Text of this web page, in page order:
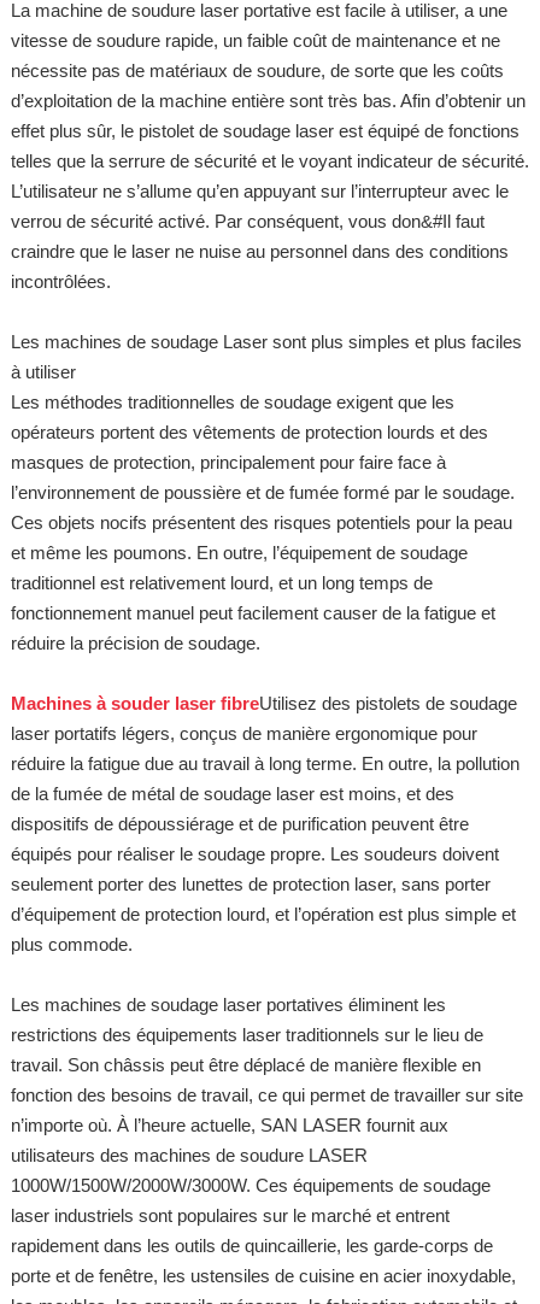
La machine de soudure laser portative est facile à utiliser, a une
vitesse de soudure rapide, un faible coût de maintenance et ne
nécessite pas de matériaux de soudure, de sorte que les coûts
d’exploitation de la machine entière sont très bas. Afin d’obtenir un
effet plus sûr, le pistolet de soudage laser est équipé de fonctions
telles que la serrure de sécurité et le voyant indicateur de sécurité.
L’utilisateur ne s’allume qu’en appuyant sur l’interrupteur avec le
verrou de sécurité activé. Par conséquent, vous don&#Il faut
craindre que le laser ne nuise au personnel dans des conditions
incontrôlées.
Les machines de soudage Laser sont plus simples et plus faciles
à utiliser
Les méthodes traditionnelles de soudage exigent que les
opérateurs portent des vêtements de protection lourds et des
masques de protection, principalement pour faire face à
l’environnement de poussière et de fumée formé par le soudage.
Ces objets nocifs présentent des risques potentiels pour la peau
et même les poumons. En outre, l’équipement de soudage
traditionnel est relativement lourd, et un long temps de
fonctionnement manuel peut facilement causer de la fatigue et
réduire la précision de soudage.
Machines à souder laser fibreUtilisez des pistolets de soudage
laser portatifs légers, conçus de manière ergonomique pour
réduire la fatigue due au travail à long terme. En outre, la pollution
de la fumée de métal de soudage laser est moins, et des
dispositifs de dépoussiérage et de purification peuvent être
équipés pour réaliser le soudage propre. Les soudeurs doivent
seulement porter des lunettes de protection laser, sans porter
d’équipement de protection lourd, et l’opération est plus simple et
plus commode.
Les machines de soudage laser portatives éliminent les
restrictions des équipements laser traditionnels sur le lieu de
travail. Son châssis peut être déplacé de manière flexible en
fonction des besoins de travail, ce qui permet de travailler sur site
n’importe où. À l’heure actuelle, SAN LASER fournit aux
utilisateurs des machines de soudure LASER
1000W/1500W/2000W/3000W. Ces équipements de soudage
laser industriels sont populaires sur le marché et entrent
rapidement dans les outils de quincaillerie, les garde-corps de
porte et de fenêtre, les ustensiles de cuisine en acier inoxydable,